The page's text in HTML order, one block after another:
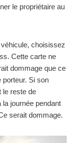
le propriétaire au
choisissez
Cette carte ne
dommage que ce
porteur. Si son
le reste de
la journée pendant
serait dommage.